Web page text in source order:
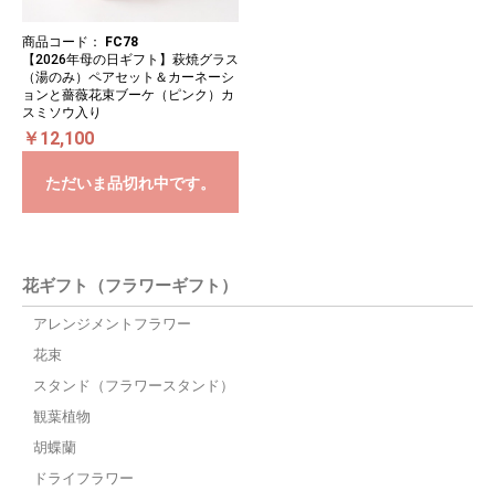
商品コード：
FC78
【2026年母の日ギフト】萩焼グラス
（湯のみ）ペアセット＆カーネーシ
ョンと薔薇花束ブーケ（ピンク）カ
スミソウ入り
￥12,100
ただいま品切れ中です。
花ギフト（フラワーギフト）
アレンジメントフラワー
花束
スタンド（フラワースタンド）
観葉植物
胡蝶蘭
ドライフラワー